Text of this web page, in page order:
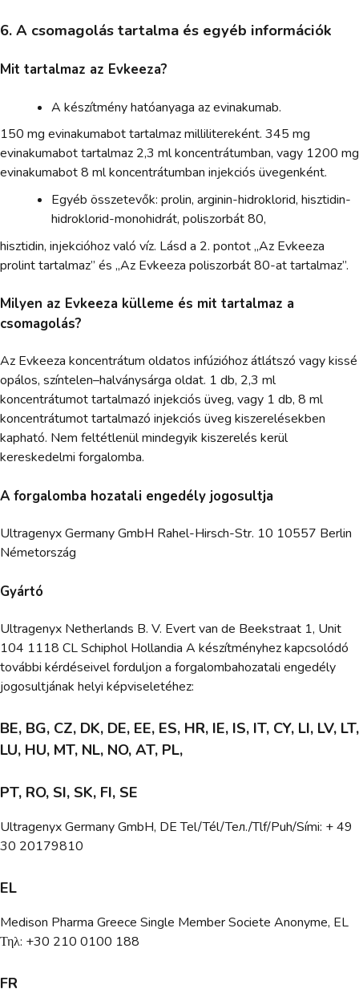
6. A csomagolás tartalma és egyéb információk
Mit tartalmaz az Evkeeza?
A készítmény hatóanyaga az evinakumab.
150 mg evinakumabot tartalmaz millilitereként. 345 mg
evinakumabot tartalmaz 2,3 ml koncentrátumban, vagy 1200 mg
evinakumabot 8 ml koncentrátumban injekciós üvegenként.
Egyéb összetevők: prolin, arginin-hidroklorid, hisztidin-
hidroklorid-monohidrát, poliszorbát 80,
hisztidin, injekcióhoz való víz. Lásd a 2. pontot „Az Evkeeza
prolint tartalmaz” és „Az Evkeeza poliszorbát 80-at tartalmaz”.
Milyen az Evkeeza külleme és mit tartalmaz a
csomagolás?
Az Evkeeza koncentrátum oldatos infúzióhoz átlátszó vagy kissé
opálos, színtelen–halványsárga oldat. 1 db, 2,3 ml
koncentrátumot tartalmazó injekciós üveg, vagy 1 db, 8 ml
koncentrátumot tartalmazó injekciós üveg kiszerelésekben
kapható. Nem feltétlenül mindegyik kiszerelés kerül
kereskedelmi forgalomba.
A forgalomba hozatali engedély jogosultja
Ultragenyx Germany GmbH Rahel-Hirsch-Str. 10 10557 Berlin
Németország
Gyártó
Ultragenyx Netherlands B. V. Evert van de Beekstraat 1, Unit
104 1118 CL Schiphol Hollandia A készítményhez kapcsolódó
további kérdéseivel forduljon a forgalombahozatali engedély
jogosultjának helyi képviseletéhez:
BE, BG, CZ, DK, DE, EE, ES, HR, IE, IS, IT, CY, LI, LV, LT,
LU, HU, MT, NL, NO, AT, PL,
PT, RO, SI, SK, FI, SE
Ultragenyx Germany GmbH, DE Tel/Tél/Teл./Tlf/Puh/Sími: + 49
30 20179810
EL
Medison Pharma Greece Single Member Societe Anonyme, EL
Τηλ: +30 210 0100 188
FR